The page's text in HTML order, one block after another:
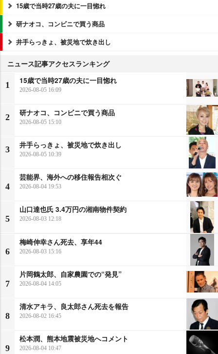
15歳で当時27歳の夫に一目惚れ
研ナオコ、コンビニで買う商品
井手らっきょ、被災地で炊き出し
ニュース記事アクセスランキング
1
15歳で当時27歳の夫に一目惚れ
2026-08-05 16:09
2
研ナオコ、コンビニで買う商品
2026-08-05 15:10
3
井手らっきょ、被災地で炊き出し
2026-08-05 10:39
4
芸能界、海外への移住報告相次ぐ
2026-08-04 19:53
5
山口達也氏 3.4万円の湘南物件契約
2026-08-03 12:18
6
梅崎伸幸さん死去、享年44
2026-08-03 15:16
7
片岡鶴太郎、自家農園での“発見”
2026-08-04 14:05
8
清水アキラ、良太郎さん死去を報告
2026-08-02 16:45
9
松本潤、熊本地震被災地へコメント
2026-08-04 10:47